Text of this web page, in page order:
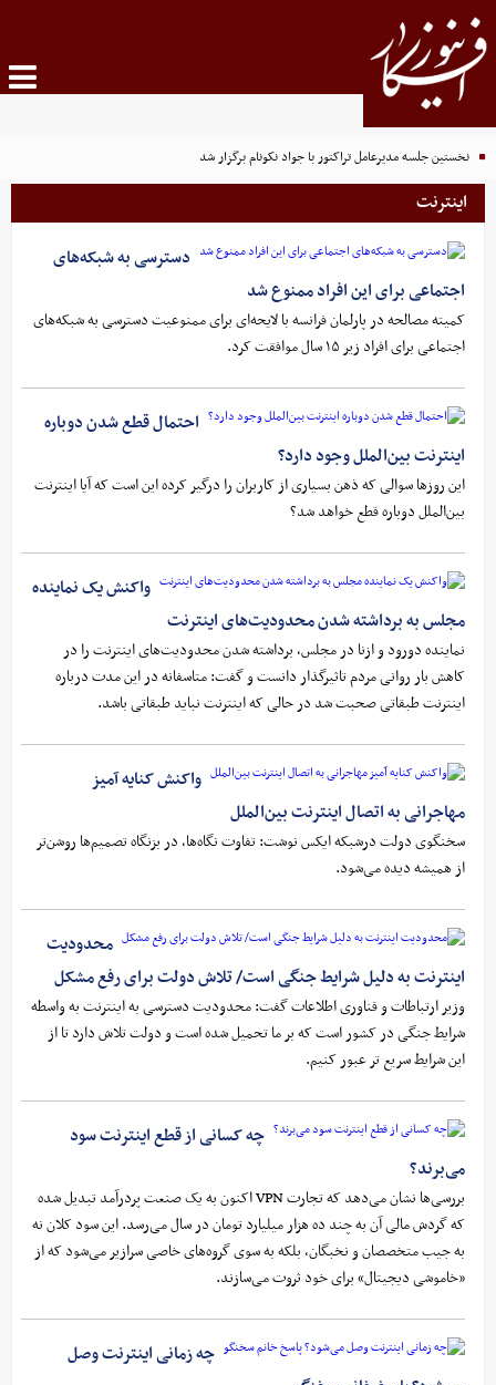
نخستین جلسه مدیرعامل تراکتور با جواد نکونام برگزار شد
اینترنت
دسترسی به شبکه‌های
اجتماعی برای این افراد ممنوع شد
کمیته مصالحه در پارلمان فرانسه با لایحه‌ای برای ممنوعیت دسترسی به شبکه‌های
اجتماعی برای افراد زیر ۱۵ سال موافقت کرد.
احتمال قطع شدن دوباره
اینترنت بین‌الملل وجود دارد؟
این روزها سوالی که ذهن بسیاری از کاربران را درگیر کرده این است که آیا اینترنت
بین‌الملل دوباره قطع خواهد شد؟
واکنش یک نماینده
مجلس به برداشته شدن محدودیت‌های اینترنت
نماینده دورود و ازنا در مجلس، برداشته شدن محدودیت‌های اینترنت را در
کاهش بار روانی مردم تاثیرگذار دانست و گفت: متاسفانه در این مدت درباره
اینترنت طبقاتی صحبت شد در حالی که اینترنت نباید طبقاتی باشد.
واکنش کنایه آمیز
مهاجرانی به اتصال اینترنت بین‌الملل
سخنگوی دولت درشبکه ایکس نوشت: تفاوت نگاه‌ها، در بزنگاه تصمیم‌ها روشن‌تر
از همیشه دیده می‌شود.
محدودیت
اینترنت به دلیل شرایط جنگی است/ تلاش دولت برای رفع مشکل
وزیر ارتباطات و فناوری اطلاعات گفت: محدودیت دسترسی به اینترنت به واسطه
شرایط جنگی در کشور است که بر ما تحمیل شده است و دولت تلاش دارد تا از
این شرایط سریع تر عبور کنیم.
چه کسانی از قطع اینترنت سود
می‌برند؟
بررسی‌ها نشان می‌دهد که تجارت VPN اکنون به یک صنعت پردرآمد تبدیل شده
که گردش مالی آن به چند ده هزار میلیارد تومان در سال می‌رسد. این سود کلان نه
به جیب متخصصان و نخبگان، بلکه به سوی گروه‌های خاصی سرازیر می‌شود که از
«خاموشی دیجیتال» برای خود ثروت می‌سازند.
چه زمانی اینترنت وصل